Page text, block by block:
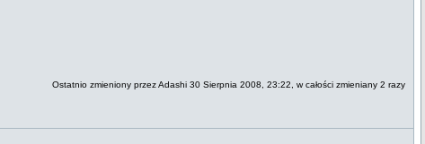
Ostatnio zmieniony przez Adashi 30 Sierpnia 2008, 23:22, w całości zmieniany 2 razy